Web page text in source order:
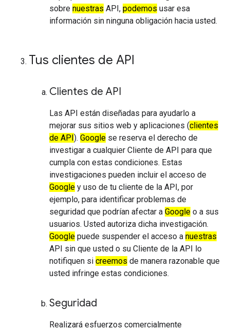
sobre nuestras API, podemos usar esa
información sin ninguna obligación hacia usted.
Tus clientes de API
Clientes de API
Las API están diseñadas para ayudarlo a
mejorar sus sitios web y aplicaciones (clientes
de API). Google se reserva el derecho de
investigar a cualquier Cliente de API para que
cumpla con estas condiciones. Estas
investigaciones pueden incluir el acceso de
Google y uso de tu cliente de la API, por
ejemplo, para identificar problemas de
seguridad que podrían afectar a Google o a sus
usuarios. Usted autoriza dicha investigación.
Google puede suspender el acceso a nuestras
API sin que usted o su Cliente de la API lo
notifiquen si creemos de manera razonable que
usted infringe estas condiciones.
Seguridad
Realizará esfuerzos comercialmente